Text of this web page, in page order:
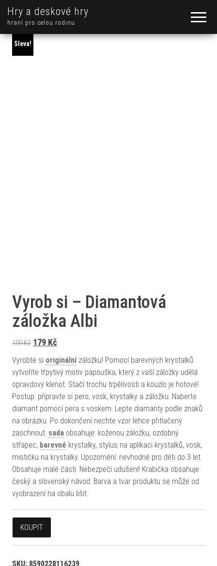
Hry a deskové hry
hraní pro celou rodinu
Sleva!
Vyrob si – Diamantová
záložka Albi
199Kč Původní cena byla: 199 Kč.
179 Kč
Vyrobte si originálnízáložku! Pomocí barevných krystalků
vytvoříte třpytivý motiv papouška, který z vaší záložky udělá
opravdový klenot. Stačí trochu trpělivosti a kouzlo je hotové!
Postup: připravte si pero, vosk, krystalky a záložku. Naberte
diamant pomocí pera s voskem. Lepte diamanty podle znaků
na obrázku. Po dokončení nechte vzor lehce přitlačený
zaschnout. sada obsahuje: koženou záložku, ozdobný
střapec, barevné krystalky, stylus na aplikaci krystalků, vosk,
mističku na krystalky. Upozornění: nevhodné pro děti do 3 let.
Obsahuje malé části. Nebezpečí udušení! Krabička obsahuje
český a slovenský návod. Barva a tvar produktu se může od
vyobrazení na obalu lišit.
KOUPIT
SKU: 8590228116239